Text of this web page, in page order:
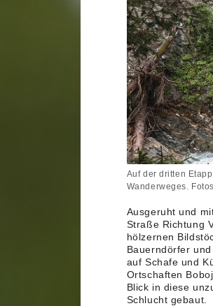
Auf der dritten
Wanderweges.
Ausgeruht und
Straße Richtung
hölzernen
Bauerndörfer
auf Schafe und
Ortschaften
Blick in diese
Schlucht gebaut.